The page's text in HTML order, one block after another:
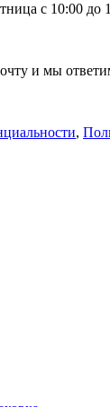
c 10:00 до
и мы
,